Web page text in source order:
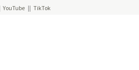
YouTube TikTok